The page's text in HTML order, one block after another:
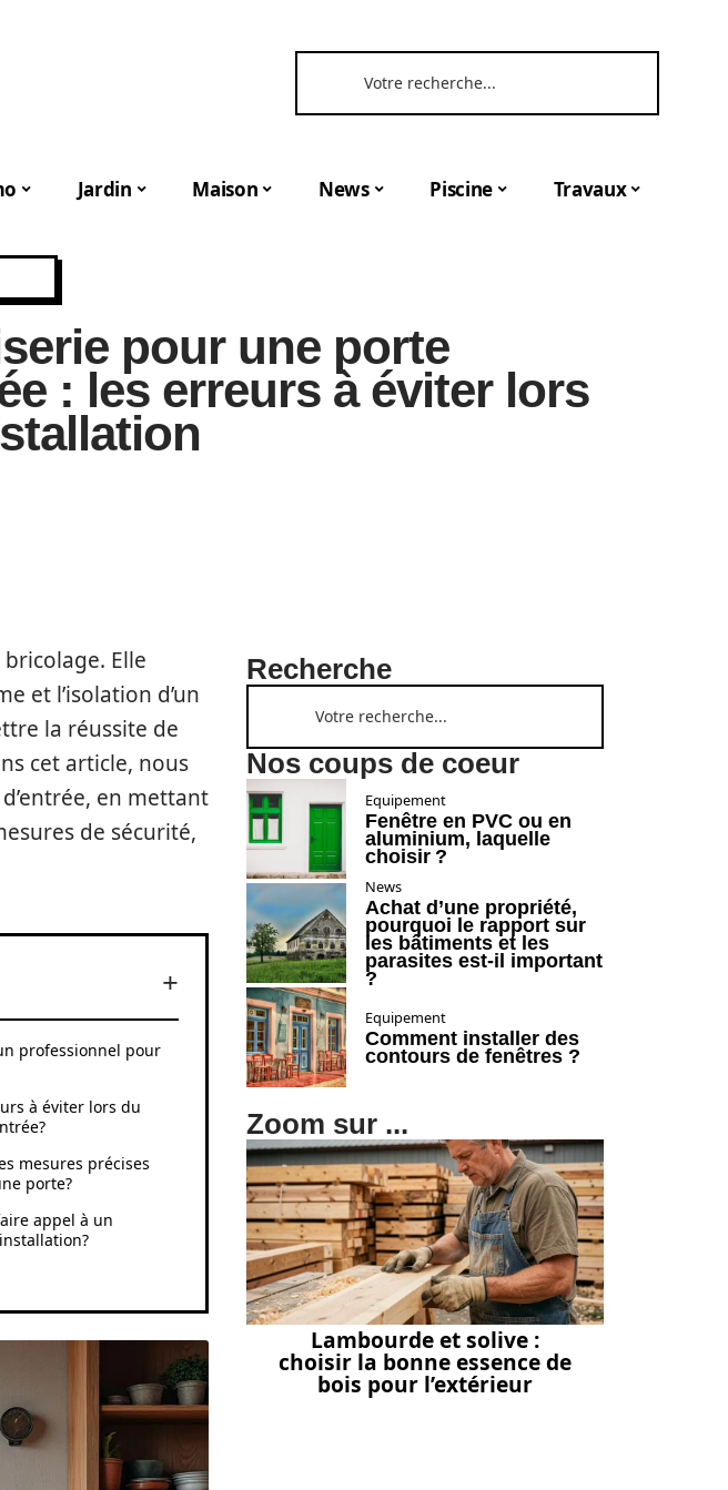
Jardin Maison News Piscine Travaux
pour une porte
: les erreurs à éviter lors
bricolage. Elle
et l’isolation d’un
la réussite de
cet article, nous
en mettant
de sécurité,
professionnel pour
à éviter lors du
mesures précises
porte?
appel à un
Recherche
Nos coups de coeur
Equipement
Fenêtre en PVC ou en
aluminium, laquelle
choisir ?
News
Achat d’une propriété,
pourquoi le rapport sur
les bâtiments et les
parasites est-il important
?
Equipement
Comment installer des
contours de fenêtres ?
Zoom sur ...
Lambourde et solive :
choisir la bonne essence de
bois pour l’extérieur